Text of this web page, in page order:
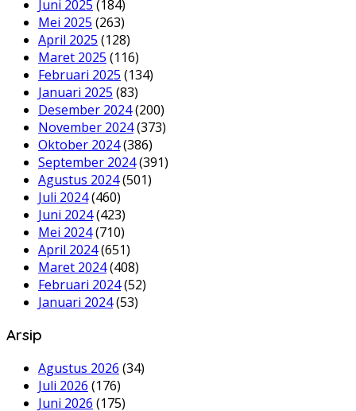
Juni 2025 (184)
Mei 2025 (263)
April 2025 (128)
Maret 2025 (116)
Februari 2025 (134)
Januari 2025 (83)
Desember 2024(200)
November 2024(373)
Oktober 2024(386)
September 2024(391)
Agustus 2024(501)
Juli 2024(460)
Juni 2024(423)
Mei 2024(710)
April 2024(651)
Maret 2024(408)
Februari 2024(52)
Januari 2024(53)
Arsip
Agustus 2026 (34)
Juli 2026 (176)
Juni 2026 (175)